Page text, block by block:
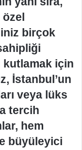
birçok
kutlamak için
İstanbul’un
veya lüks
tercih
hem
büyüleyici